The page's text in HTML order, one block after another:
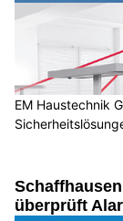
EM Haustechnik
überprüft